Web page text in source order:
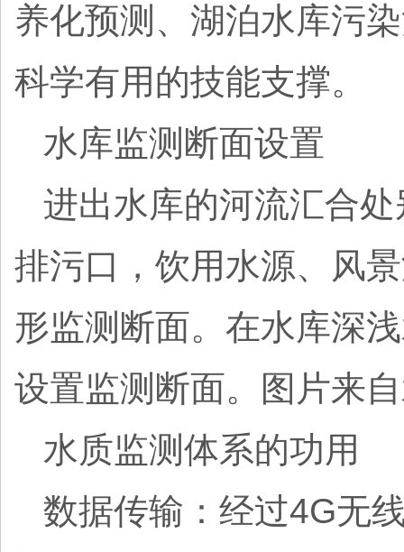
养化预测、湖泊水库污
科学有用的技能支撑。
水库监测断面设置
进出水库的河流汇合
排污口，饮用水源、风
形监测断面。在水库深
设置监测断面。图片来
水质监测体系的功用
数据传输：经过4G无